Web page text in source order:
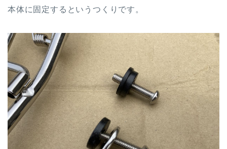
本体に固定するというつくりです。